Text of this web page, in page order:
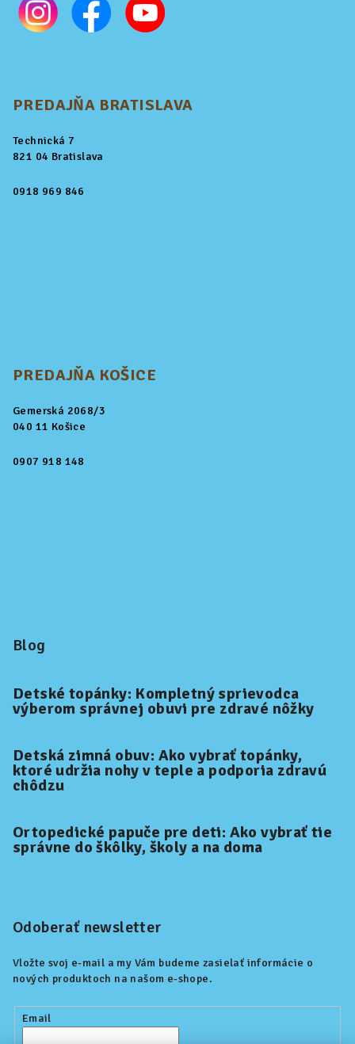
PREDAJŇA BRATISLAVA
Technická 7
821 04 Bratislava
0918 969 846
PREDAJŇA KOŠICE
Gemerská 2068/3
040 11 Košice
0907 918 148
Blog
Detské topánky: Kompletný sprievodca
výberom správnej obuvi pre zdravé nôžky
Detská zimná obuv: Ako vybrať topánky,
ktoré udržia nohy v teple a podporia zdravú
chôdzu
Ortopedické papuče pre deti: Ako vybrať tie
správne do škôlky, školy a na doma
Odoberať newsletter
Vložte svoj e-mail a my Vám budeme zasielať informácie o
nových produktoch na našom e-shope.
Email